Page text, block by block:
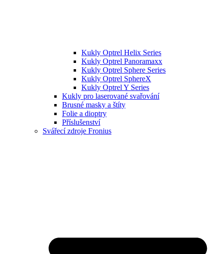
Kukly Optrel Helix Series
Kukly Optrel Panoramaxx
Kukly Optrel Sphere Series
Kukly Optrel SphereX
Kukly Optrel Y Series
Kukly pro laserované svařování
Brusné masky a štíty
Folie a dioptry
Příslušenství
Svářecí zdroje Fronius